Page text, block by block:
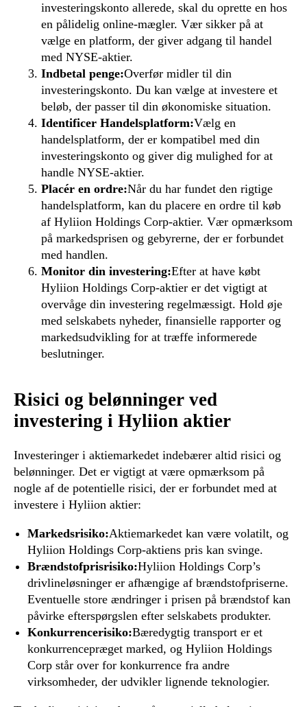
investeringskonto allerede, skal du oprette en hos
en pålidelig online-mægler. Vær sikker på at
vælge en platform, der giver adgang til handel
med NYSE-aktier.
Indbetal penge:Overfør midler til din
investeringskonto. Du kan vælge at investere et
beløb, der passer til din økonomiske situation.
Identificer Handelsplatform:Vælg en
handelsplatform, der er kompatibel med din
investeringskonto og giver dig mulighed for at
handle NYSE-aktier.
Placér en ordre:Når du har fundet den rigtige
handelsplatform, kan du placere en ordre til køb
af Hyliion Holdings Corp-aktier. Vær opmærksom
på markedsprisen og gebyrerne, der er forbundet
med handlen.
Monitor din investering:Efter at have købt
Hyliion Holdings Corp-aktier er det vigtigt at
overvåge din investering regelmæssigt. Hold øje
med selskabets nyheder, finansielle rapporter og
markedsudvikling for at træffe informerede
beslutninger.
Risici og belønninger ved
investering i Hyliion aktier
Investeringer i aktiemarkedet indebærer altid risici og
belønninger. Det er vigtigt at være opmærksom på
nogle af de potentielle risici, der er forbundet med at
investere i Hyliion aktier:
Markedsrisiko:Aktiemarkedet kan være volatilt, og
Hyliion Holdings Corp-aktiens pris kan svinge.
Brændstofprisrisiko:Hyliion Holdings Corp’s
drivlineløsninger er afhængige af brændstofpriserne.
Eventuelle store ændringer i prisen på brændstof kan
påvirke efterspørgslen efter selskabets produkter.
Konkurrencerisiko:Bæredygtig transport er et
konkurrencepræget marked, og Hyliion Holdings
Corp står over for konkurrence fra andre
virksomheder, der udvikler lignende teknologier.